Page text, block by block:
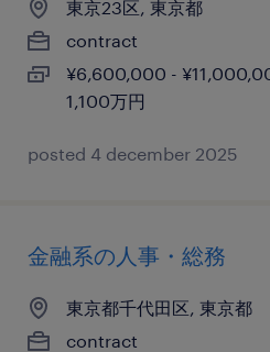
東京23区, 東京都
contract
¥6,600,000 -
1,100万円
posted 4 december 2025
金融系の人事・総務
東京都千代田区, 東京都
contract